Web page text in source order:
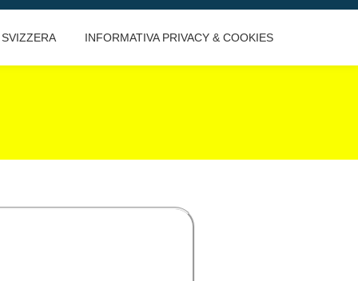
SVIZZERA INFORMATIVA PRIVACY & COOKIES